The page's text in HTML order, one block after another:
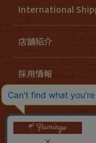
International
店舗紹介
採用情報
会社概要
個人情報取り扱いについて